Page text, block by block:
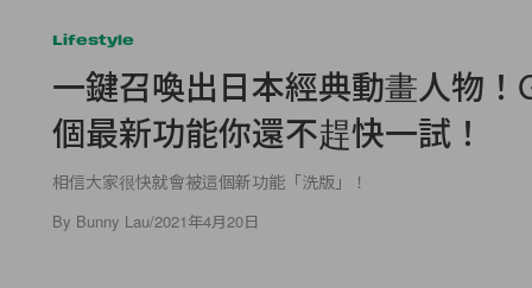
Lifestyle
一鍵召喚出日本經典動畫人物！
個最新功能你還不趕快一試！
相信大家很快就會被這個新功能「洗版」！
By Bunny Lau/2021年4月20日